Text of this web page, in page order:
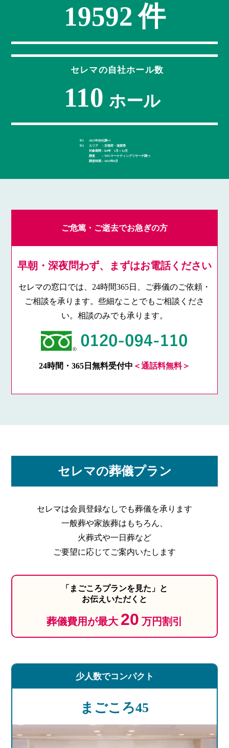
19592件
セレマの自社ホール数
110 ホール
※1
2023年自社調べ
※2
エリア ：京都府・滋賀県
対象期間：R4年 1月～12月
調査 ：TPCマーケティングリサーチ調べ
調査時期：2023年8月
ご危篤・ご逝去でお急ぎの方
早朝・深夜問わず、まずはお電話ください
セレマの窓口では、24時間365日、ご葬儀のご依頼・
ご相談を承ります。些細なことでもご相談くださ
い。相談のみでも承ります。
24時間・365日無料受付中 ＜通話料無料＞
セレマの葬儀プラン
セレマは会員登録なしでも葬儀を承ります
一般葬や家族葬はもちろん、
火葬式や一日葬など
ご要望に応じてご案内いたします
「まごころプランを見た」と
お伝えいただくと
葬儀費用が最大 20 万円割引
少人数でコンパクト
まごころ45
葬儀の知識
よくある質問
お役立ちコラム